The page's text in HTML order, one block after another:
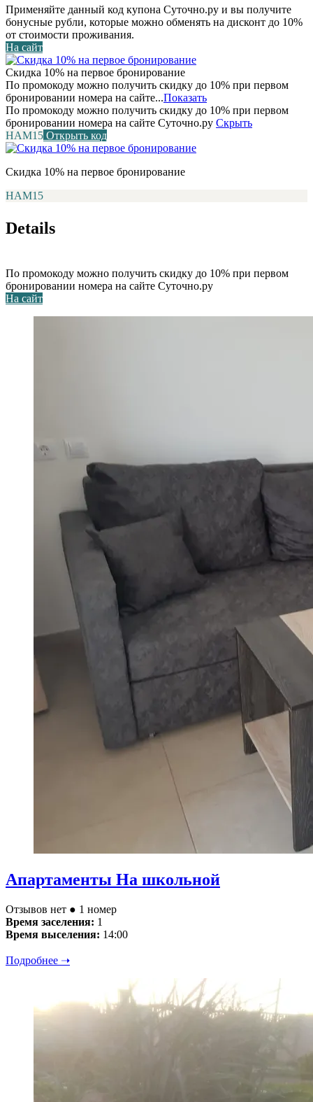
Применяйте данный код купона Суточно.ру и вы получите
бонусные рубли, которые можно обменять на дисконт до 10%
от стоимости проживания.
На сайт
Скидка 10% на первое бронирование
По промокоду можно получить скидку до 10% при первом
бронировании номера на сайте...Показать
По промокоду можно получить скидку до 10% при первом
бронировании номера на сайте Суточно.ру Скрыть
НАМ15 Открыть код
Скидка 10% на первое бронирование
НАМ15
Details
По промокоду можно получить скидку до 10% при первом
бронировании номера на сайте Суточно.ру
На сайт
Апартаменты На школьной
Отзывов нет ● 1 номер
Время заселения: 1
Время выселения: 14:00
Подробнее ➝